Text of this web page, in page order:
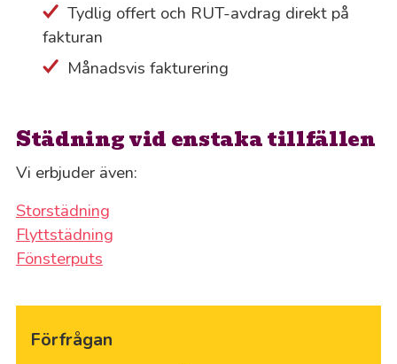
Tydlig offert och RUT-avdrag direkt på
fakturan
Månadsvis fakturering
Städning vid enstaka tillfällen
Vi erbjuder även:
Storstädning
Flyttstädning
Fönsterputs
Förfrågan